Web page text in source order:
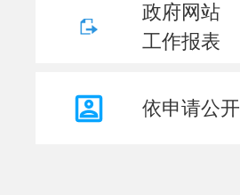
政府网站
工作报表
依申请公开